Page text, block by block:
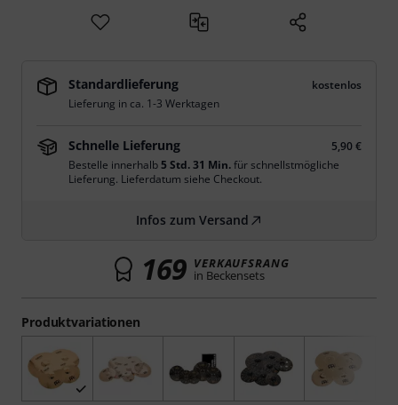
Produktvariationen
Standardlieferung
kostenlos
Lieferung in ca. 1-3 Werktagen
Schnelle Lieferung
5,90 €
Bestelle innerhalb5 Std. 31 Min.für schnellstmögliche
Lieferung. Lieferdatum siehe Checkout.
Infos zum Versand
169 VERKAUFSRANG
in Beckensets